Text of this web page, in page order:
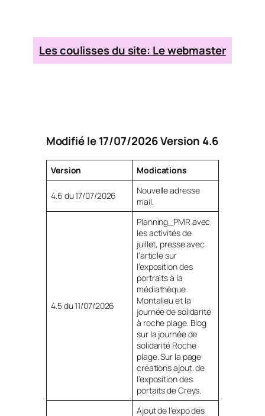
Les coulisses du site: Le webmaster
Modifié le 17/07/2026 Version 4.6
Version Modications
4.6 du 17/07/2026
Nouvelle adresse
mail.
4.5 du 11/07/2026
Planning_PMR avec
les activités de
juillet, presse avec
l’article sur
l’exposition des
portraits à la
médiathèque
Montalieu et la
journée de solidarité
à roche plage. Blog
sur la journée de
solidarité Roche
plage. Sur la page
créations ajout. de
l’exposition des
portaits de Creys.
Ajout de l’expo des